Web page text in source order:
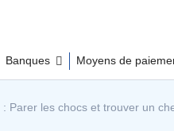
Banques Moyens de
les chocs et trouver un